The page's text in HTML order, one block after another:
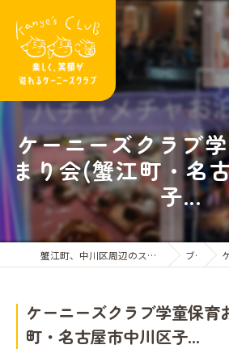
ケーニーズクラブ
まり会(蟹江町・名
子...
蟹江町、中川区周辺のスイミングスクールならケーニーズクラブ ブログ ケ
ケーニーズクラブ学童保育
町・名古屋市中川区子...